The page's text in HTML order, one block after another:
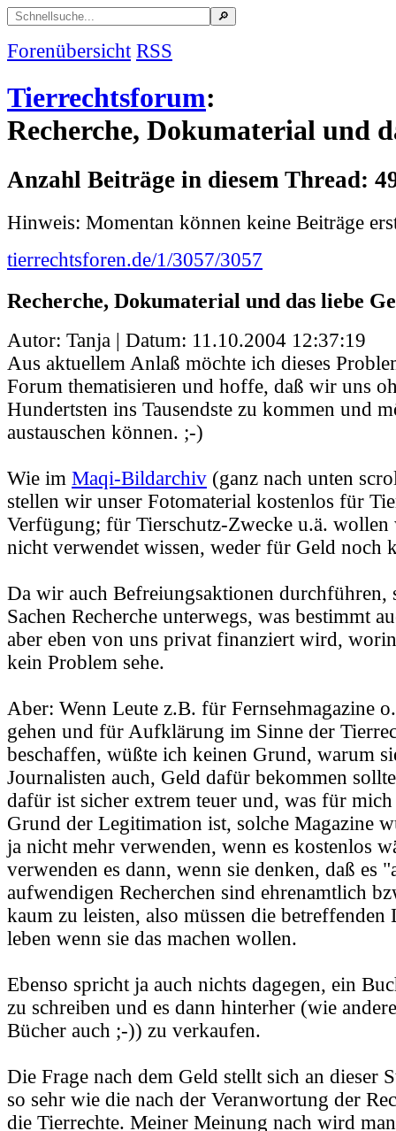
Forenübersicht RSS
Tierrechtsforum:
Recherche, Dokumaterial und
Anzahl Beiträge in diesem Thread:
Hinweis: Momentan können keine Beiträge
tierrechtsforen.de/1/3057/3057
Recherche, Dokumaterial und das liebe
Autor: Tanja | Datum: 11.10.2004 12:37:19
Aus aktuellem Anlaß möchte ich dieses
Forum thematisieren und hoffe, daß wir uns
Hundertsten ins Tausendste zu kommen und
austauschen können. ;-)
Wie im Maqi-Bildarchiv (ganz nach unten
stellen wir unser Fotomaterial kostenlos für
Verfügung; für Tierschutz-Zwecke u.ä.
nicht verwendet wissen, weder für Geld noch
Da wir auch Befreiungsaktionen
Sachen Recherche unterwegs, was bestimmt
aber eben von uns privat finanziert wird,
kein Problem sehe.
Aber: Wenn Leute z.B. für Fernsehmagazine
gehen und für Aufklärung im Sinne der
beschaffen, wüßte ich keinen Grund, warum
Journalisten auch, Geld dafür bekommen
dafür ist sicher extrem teuer und, was für
Grund der Legitimation ist, solche Magazine
ja nicht mehr verwenden, wenn es kostenlos
verwenden es dann, wenn sie denken, daß es
aufwendigen Recherchen sind ehrenamtlich
kaum zu leisten, also müssen die betreffenden
leben wenn sie das machen wollen.
Ebenso spricht ja auch nichts dagegen, ein
zu schreiben und es dann hinterher (wie
Bücher auch ;-)) zu verkaufen.
Die Frage nach dem Geld stellt sich an dieser
so sehr wie die nach der Veranwortung der
die Tierrechte. Meiner Meinung nach wird